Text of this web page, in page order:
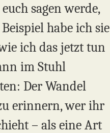
sagen werde,
habe ich sie
ich das jetzt tun
im Stuhl
Der Wandel
erinnern, wer ihr
– als eine Art